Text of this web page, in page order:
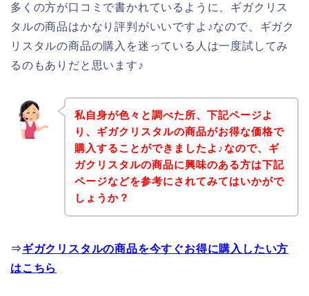
多くの方が口コミで書かれているように、ギガクリス
タルの商品はかなり評判がいいですよ♪なので、ギガク
リスタルの商品の購入を迷っている人は一度試してみ
るのもありだと思います♪
私自身が色々と調べた所、下記ページよ
り、ギガクリスタルの商品がお得な価格で
購入することができましたよ♪なので、ギ
ガクリスタルの商品に興味のある方は下記
ページなどを参考にされてみてはいかがで
しょうか？
⇒ギガクリスタルの商品を今すぐお得に購入したい方
はこちら